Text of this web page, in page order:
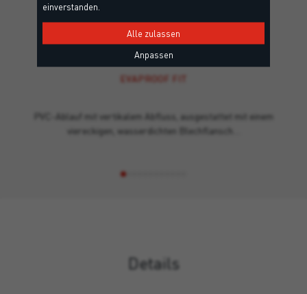
EVAPROOF FIT
PVC-Ablauf mit vertikalem Abfluss, ausgestattet mit einem
viereckigen, wasserdichten Blechflansch…
Details
einverstanden.
Alle zulassen
Anpassen